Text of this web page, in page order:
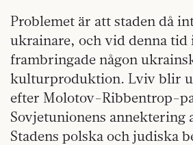
Problemet är att staden då
ukrainare, och vid denna tid
frambringade någon
kulturproduktion. Lviv blir
efter Molotov-Ribbentrop-
Sovjetunionens annektering
Stadens polska och judiska